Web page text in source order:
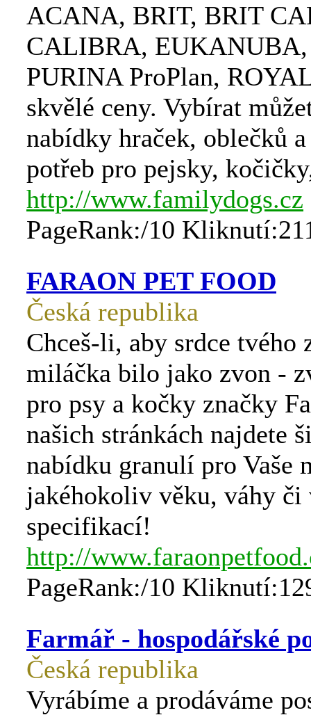
ACANA, BRIT, BRIT
CALIBRA,
PURINA ProPlan,
skvělé ceny. Vybírat
nabídky hraček, oblečků
potřeb pro pejsky,
http://www.familydogs.cz
PageRank:/10
FARAON PET FOOD
Česká republika
Chceš-li, aby srdce tvého
miláčka bilo jako zvon -
pro psy a kočky značky
našich stránkách najdete
nabídku granulí pro Vaše
jakéhokoliv věku, váhy
specifikací!
http://
PageRank:/10
Farmář - hospodářské
Česká republika
Vyrábíme a prodáváme